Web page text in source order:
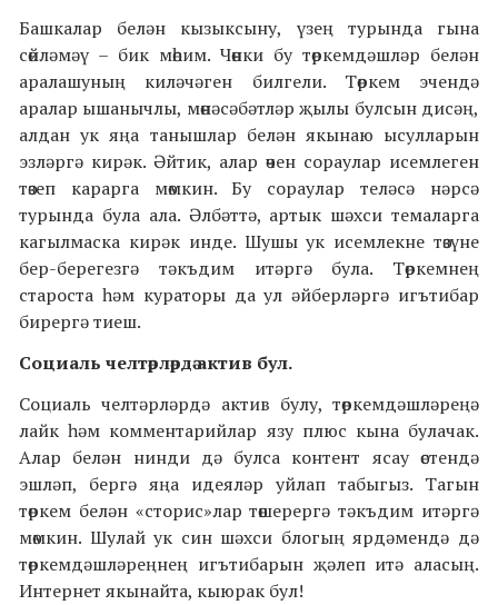
Башкалар белән кызыксыну, үзең турында гына
сөйләмәү – бик мөһим. Чөнки бу төркемдәшләр белән
аралашуның киләчәген билгели. Төркем эчендә
аралар ышанычлы, мөнәсәбәтләр җылы булсын дисәң,
алдан ук яңа танышлар белән якынаю ысулларын
эзләргә кирәк. Әйтик, алар өчен сораулар исемлеген
төзеп карарга мөмкин. Бу сораулар теләсә нәрсә
турында була ала. Әлбәттә, артык шәхси темаларга
кагылмаска кирәк инде. Шушы ук исемлекне төзүне
бер-берегезгә тәкъдим итәргә була. Төркемнең
староста һәм кураторы да ул әйберләргә игътибар
бирергә тиеш.
Социаль челтәрләрдә актив бул.
Социаль челтәрләрдә актив булу, төркемдәшләреңә
лайк һәм комментарийлар язу плюс кына булачак.
Алар белән нинди дә булса контент ясау өстендә
эшләп, бергә яңа идеяләр уйлап табыгыз. Тагын
төркем белән «сторис»лар төшерергә тәкъдим итәргә
мөмкин. Шулай ук син шәхси блогың ярдәмендә дә
төркемдәшләреңнең игътибарын җәлеп итә аласың.
Интернет якынайта, кыюрак бул!